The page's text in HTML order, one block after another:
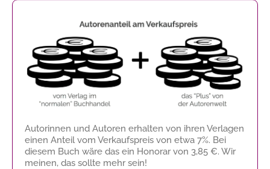
Autorinnen und Autoren erhalten von ihren Verlagen
einen Anteil vom Verkaufspreis von etwa 7%. Bei
diesem Buch wäre das ein Honorar von 3,85 €. Wir
meinen, das sollte mehr sein!